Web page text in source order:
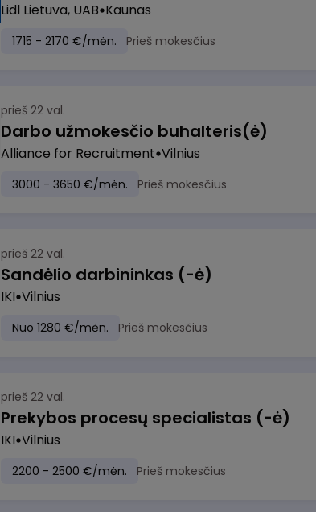
Lidl Lietuva, UAB Kaunas
1715 - 2170 €/mėn. Prieš mokesčius
prieš 22 val.
Darbo užmokesčio buhalteris(ė)
Alliance for Recruitment Vilnius
3000 - 3650 €/mėn. Prieš mokesčius
prieš 22 val.
Sandėlio darbininkas (-ė)
IKI Vilnius
Nuo 1280 €/mėn. Prieš mokesčius
prieš 22 val.
Prekybos procesų specialistas (-ė)
IKI Vilnius
2200 - 2500 €/mėn. Prieš mokesčius